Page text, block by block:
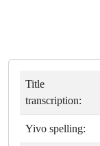
Title
transcription:
Yivo spelling: